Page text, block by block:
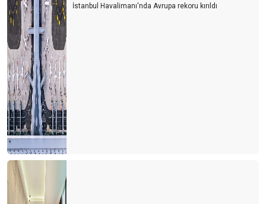
İstanbul Havalimanı'nda Avrupa rekoru kırıldı